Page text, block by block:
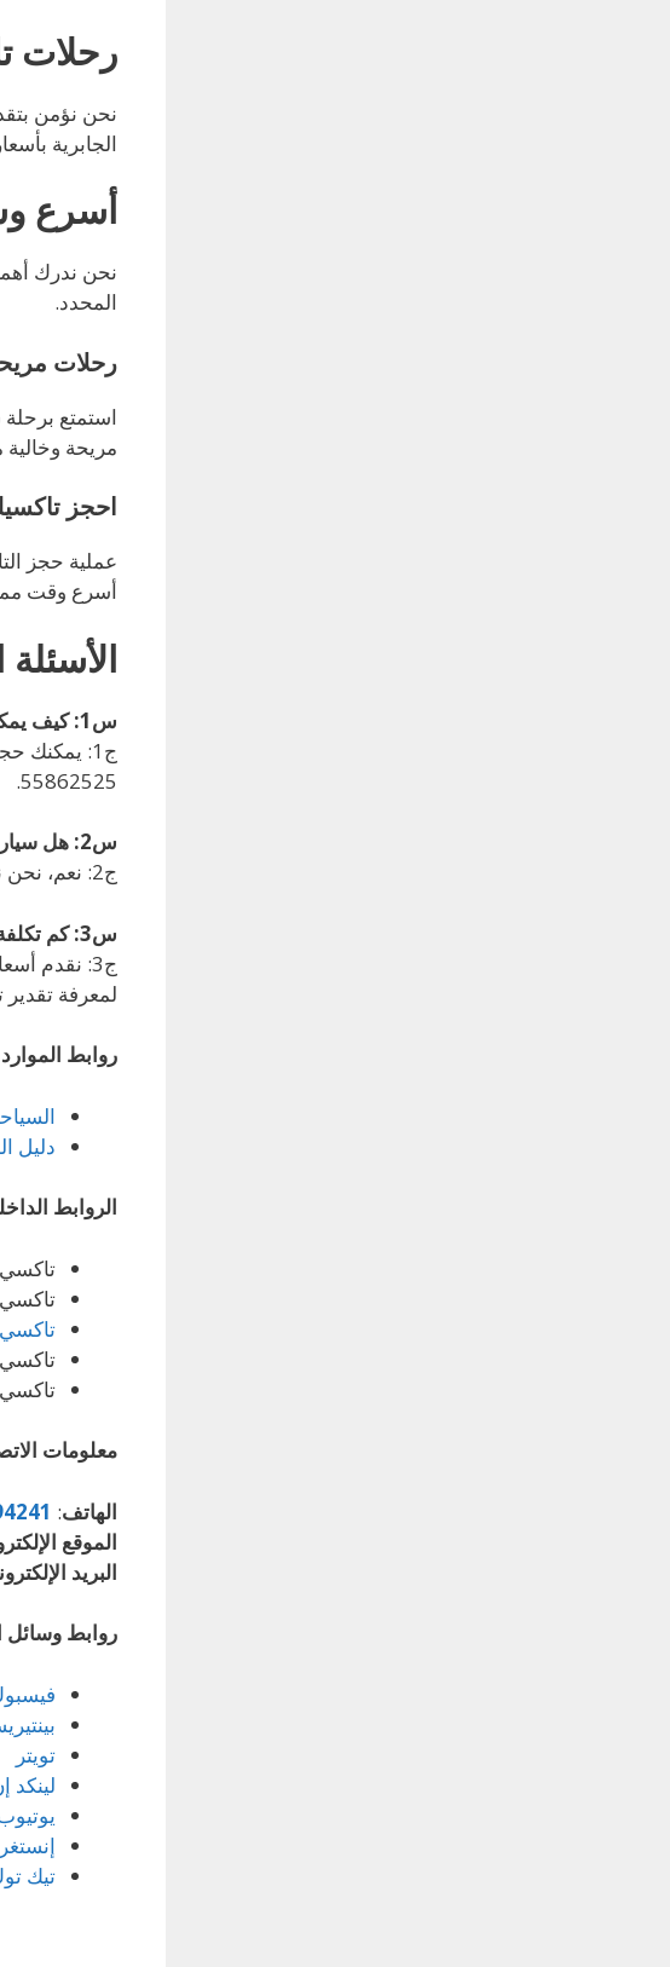
رحلات
نحن نؤمن
الجابرية
أسرع
نحن ندرك
المحدد.
رحلات
استمتع
مريحة
احجز
عملية حجز
أسرع وقت
س1: كيف يمكنني حجز سيارة أجرة؟
ج1: يمكنك
55862525.
س2: هل سيارات الأجرة متاحة على مدار الساعة في الجابرية؟
ج2: نعم، نحن نقدم خدمات التاكسي على مدار 24 ساعة طوال أيام الأسبوع في الجابرية لتلبية احتياجاتك.
س3: كم تكلفة رحلة التاكسي في الجابرية؟
ج3: نقدم
لمعرفة
روابط
دليل
الروابط
تاكسي
معلومات
الهاتف:
الموقع
البريد
روابط وسائل
تويتر
لينكد
تيك